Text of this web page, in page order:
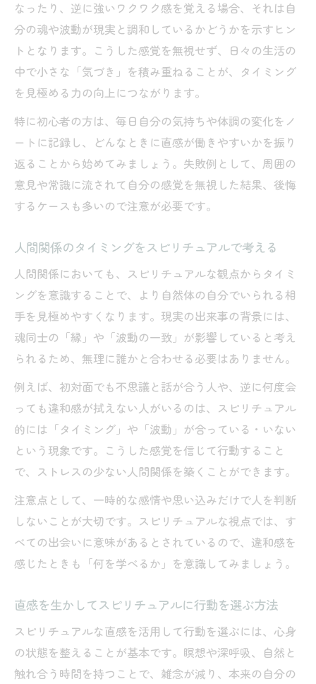
なったり、逆に強いワクワク感を覚える場合、それは自
分の魂や波動が現実と調和しているかどうかを示すヒン
トとなります。こうした感覚を無視せず、日々の生活の
中で小さな「気づき」を積み重ねることが、タイミング
を見極める力の向上につながります。
特に初心者の方は、毎日自分の気持ちや体調の変化をノ
ートに記録し、どんなときに直感が働きやすいかを振り
返ることから始めてみましょう。失敗例として、周囲の
意見や常識に流されて自分の感覚を無視した結果、後悔
するケースも多いので注意が必要です。
人間関係のタイミングをスピリチュアルで考える
人間関係においても、スピリチュアルな観点からタイミ
ングを意識することで、より自然体の自分でいられる相
手を見極めやすくなります。現実の出来事の背景には、
魂同士の「縁」や「波動の一致」が影響していると考え
られるため、無理に誰かと合わせる必要はありません。
例えば、初対面でも不思議と話が合う人や、逆に何度会
っても違和感が拭えない人がいるのは、スピリチュアル
的には「タイミング」や「波動」が合っている・いない
という現象です。こうした感覚を信じて行動すること
で、ストレスの少ない人間関係を築くことができます。
注意点として、一時的な感情や思い込みだけで人を判断
しないことが大切です。スピリチュアルな視点では、す
べての出会いに意味があるとされているので、違和感を
感じたときも「何を学べるか」を意識してみましょう。
直感を生かしてスピリチュアルに行動を選ぶ方法
スピリチュアルな直感を活用して行動を選ぶには、心身
の状態を整えることが基本です。瞑想や深呼吸、自然と
触れ合う時間を持つことで、雑念が減り、本来の自分の